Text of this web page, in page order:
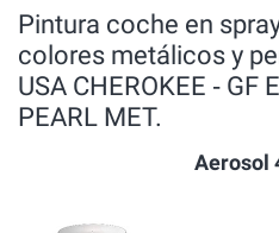
Pintura coche en
colores metálicos y
USA CHEROKEE ‐ GF
PEARL MET.
Aerosol